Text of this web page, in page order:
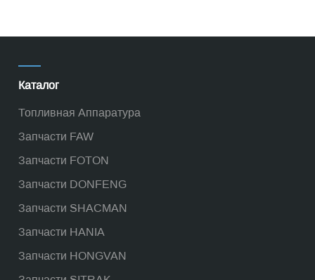
Каталог
Топливная Аппаратура
Запчасти FAW
Запчасти FOTON
Запчасти DONFENG
Запчасти SHACMAN
Запчасти HANIA
Запчасти HONGVAN